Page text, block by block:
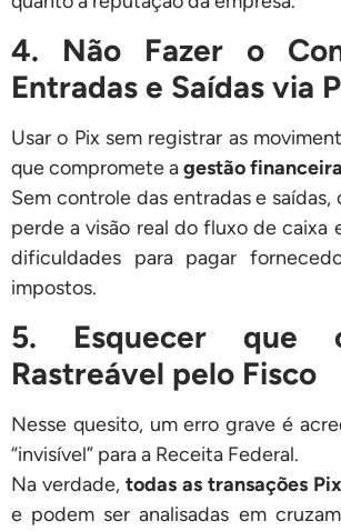
4. Não Fazer o
Entradas e Saídas via
Usar o Pix sem registrar as
que compromete agestão financeira
Sem controle das entradas e
perde a visão real do fluxo de caixa
dificuldades para pagar
impostos.
5. Esquecer
Rastreável pelo Fisco
Nesse quesito, um erro grave é
“invisível” para a Receita Federal.
Na verdade, todas as transações
e podem ser analisadas em